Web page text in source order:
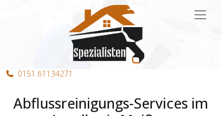
Hauptnavigation
0151 61134271
Abflussreinigungs-Services im